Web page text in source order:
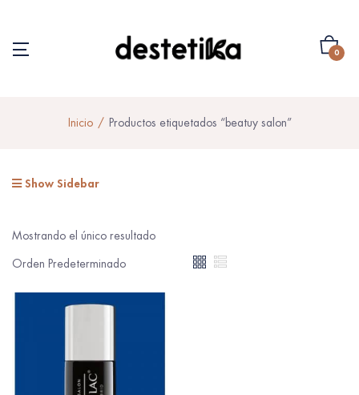
0
Inicio Productos etiquetados “beatuy salon”
Show Sidebar
Mostrando el único resultado